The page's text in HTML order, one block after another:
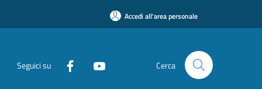
Accedi all'area personale
Seguici su Cerca